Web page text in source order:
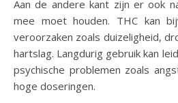
Aan de andere kant zijn er ook
mee moet houden. THC kan
veroorzaken zoals duizeligheid,
hartslag. Langdurig gebruik kan
psychische problemen zoals
hoge doseringen.